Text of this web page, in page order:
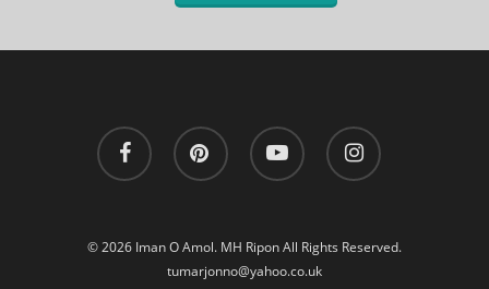
facebook pinterest youtube instagram
© 2026 Iman O Amol. MH Ripon All Rights Reserved.
tumarjonno@yahoo.co.uk